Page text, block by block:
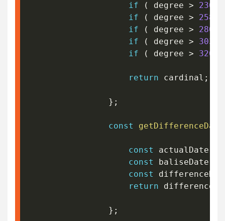
if
( degree > 236
if
( degree >
258.5
if
( degree > 280
if
( degree >
303.5
if
( degree > 326
return cardinal ;
} ;
const getDifferenceDate
const actualDate
const
baliseDate
const
return
} ;